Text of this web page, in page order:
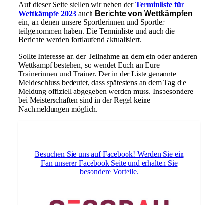
Auf dieser Seite stellen wir neben derTerminliste für
Wettkämpfe 2023auch Berichte von Wettkämpfen
ein, an denen unsere Sportlerinnen und Sportler
teilgenommen haben. Die Terminliste und auch die
Berichte werden fortlaufend aktualisiert.
Sollte Interesse an der Teilnahme an dem ein oder anderen
Wettkampf bestehen, so wendet Euch an Eure
Trainerinnen und Trainer. Der in der Liste genannte
Meldeschluss bedeutet, dass spätestens an dem Tag die
Meldung offiziell abgegeben werden muss. Insbesondere
bei Meisterschaften sind in der Regel keine
Nachmeldungen möglich.
Besuchen Sie uns auf Facebook! Werden Sie ein
Fan unserer Facebook Seite und erhalten Sie
besondere Vorteile.